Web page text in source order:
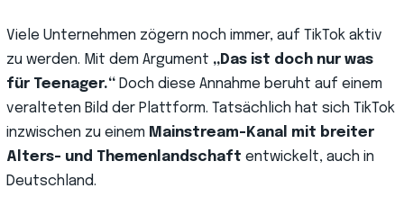
Viele Unternehmen zögern noch immer, auf TikTok aktiv
zu werden. Mit dem Argument „Das ist doch nur was
für Teenager.“ Doch diese Annahme beruht auf einem
veralteten Bild der Plattform. Tatsächlich hat sich TikTok
inzwischen zu einem Mainstream-Kanal mit breiter
Alters- und Themenlandschaft entwickelt, auch in
Deutschland.